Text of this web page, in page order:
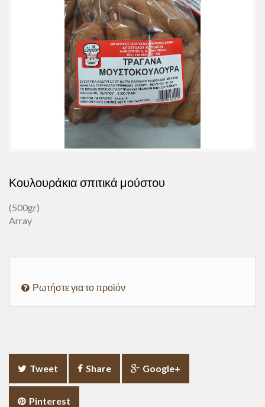
Κουλουράκια σπιτικά μούστου
(500gr)
Array
Ρωτήστε για το προϊόν
Tweet Share Google+
Pinterest